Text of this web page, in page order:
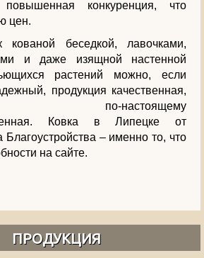
повышенная конкуренция, что
цен.
кованой беседкой, лавочками,
и даже изящной настенной
растений можно, если
продукция качественная,
по-настоящему
Ковка в Липецке от
Благоустройства – именно то, что
на сайте.
ПРОДУКЦИЯ